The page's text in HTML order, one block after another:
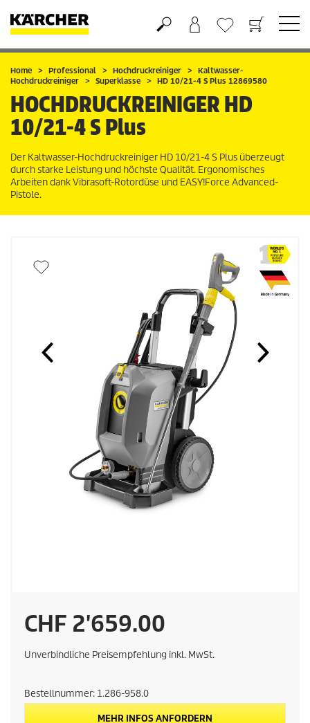
Warenkorb
Wunschliste
Home Professional Hochdruckreiniger
Kaltwasser-
Hochdruckreiniger
Superklasse HD 10/21-4 S Plus 12869580
HOCHDRUCKREINIGERHD
10/21-4 S Plus
Der Kaltwasser-Hochdruckreiniger HD 10/21-4 S Plus überzeugt
durch starke Leistung und höchste Qualität. Ergonomisches
Arbeiten dank Vibrasoft-Rotordüse und EASY!Force Advanced-
Pistole.
U
n
v
e
CHF 2'659.00
Unverbindliche Preisempfehlung inkl. MwSt.
Bestellnummer: 1.286-958.0
MEHR INFOS ANFORDERN